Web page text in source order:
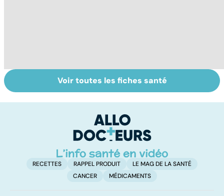
Tout savoir sur
les infections
Inflammation des
amygdales : que
d'angine ?
Voir toutes les fiches santé
RECETTES RAPPEL PRODUIT
LE MAG DE LA SANTÉ
CANCER
MÉDICAMENTS